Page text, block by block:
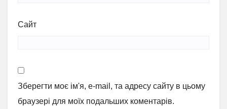
Сайт
Зберегти моє ім'я, e-mail, та адресу сайту в цьому
браузері для моїх подальших коментарів.